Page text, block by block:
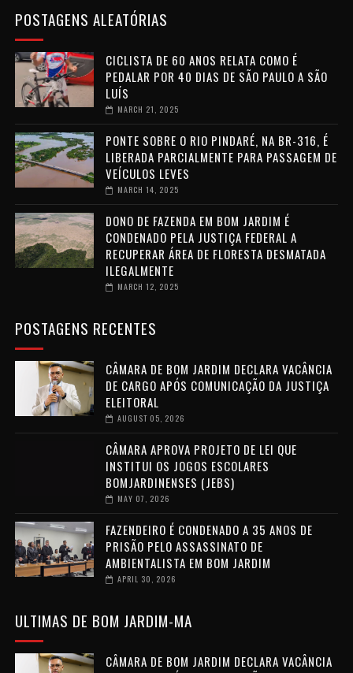
POSTAGENS ALEATÓRIAS
CICLISTA DE 60 ANOS RELATA COMO É
PEDALAR POR 40 DIAS DE SÃO PAULO A SÃO
LUÍS
MARCH 21, 2025
PONTE SOBRE O RIO PINDARÉ, NA BR-316, É
LIBERADA PARCIALMENTE PARA PASSAGEM DE
VEÍCULOS LEVES
MARCH 14, 2025
DONO DE FAZENDA EM BOM JARDIM É
CONDENADO PELA JUSTIÇA FEDERAL A
RECUPERAR ÁREA DE FLORESTA DESMATADA
ILEGALMENTE
MARCH 12, 2025
POSTAGENS RECENTES
CÂMARA DE BOM JARDIM DECLARA VACÂNCIA
DE CARGO APÓS COMUNICAÇÃO DA JUSTIÇA
ELEITORAL
AUGUST 05, 2026
CÂMARA APROVA PROJETO DE LEI QUE
INSTITUI OS JOGOS ESCOLARES
BOMJARDINENSES (JEBS)
MAY 07, 2026
FAZENDEIRO É CONDENADO A 35 ANOS DE
PRISÃO PELO ASSASSINATO DE
AMBIENTALISTA EM BOM JARDIM
APRIL 30, 2026
ULTIMAS DE BOM JARDIM-MA
CÂMARA DE BOM JARDIM DECLARA VACÂNCIA